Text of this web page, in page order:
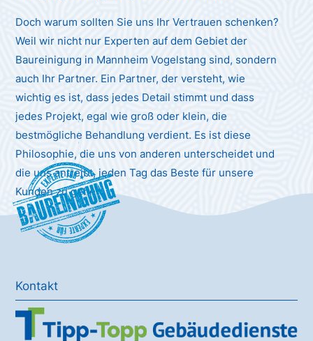
Doch warum sollten Sie uns Ihr Vertrauen schenken?
Weil wir nicht nur Experten auf dem Gebiet der
Baureinigung in Mannheim Vogelstang sind, sondern
auch Ihr Partner. Ein Partner, der versteht, wie
wichtig es ist, dass jedes Detail stimmt und dass
jedes Projekt, egal wie groß oder klein, die
bestmögliche Behandlung verdient. Es ist diese
Philosophie, die uns von anderen unterscheidet und
die uns antreibt, jeden Tag das Beste für unsere
Kunden zu geben.
Baureinigung
Kontakt